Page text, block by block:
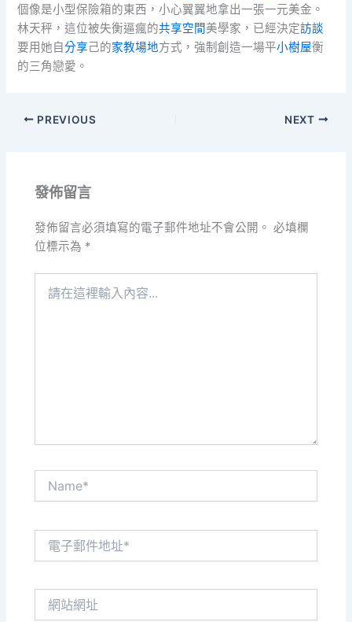
個像是小型保險箱的東西，小心翼翼地拿出一張一元美金。
林天秤，這位被失衡逼瘋的共享空間美學家，已經決定訪談
要用她自分享己的家教場地方式，強制創造一場平小樹屋衡
的三角戀愛。
PREVIOUS NEXT
發佈留言
發佈留言必須填寫的電子郵件地址不會公開。 必填欄
位標示為 *